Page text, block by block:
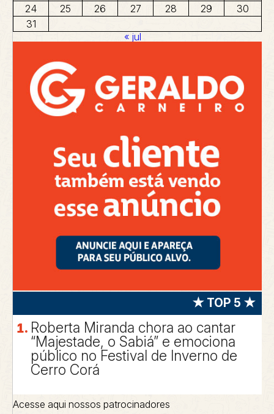
24
25 26 27 28 29
30
31
« jul
★ TOP 5 ★
Roberta Miranda chora ao cantar
“Majestade, o Sabiá” e emociona
público no Festival de Inverno de
Cerro Corá
Acesse aqui nossos patrocinadores